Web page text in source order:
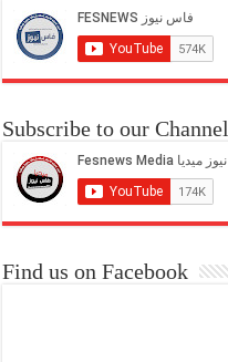
Subscribe to our Channel
Find us on Facebook